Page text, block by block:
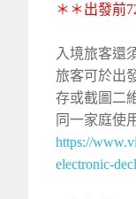
＊＊出發前
入境旅客還
旅客可於出
存或截圖二
同一家庭使
https://
electronic-